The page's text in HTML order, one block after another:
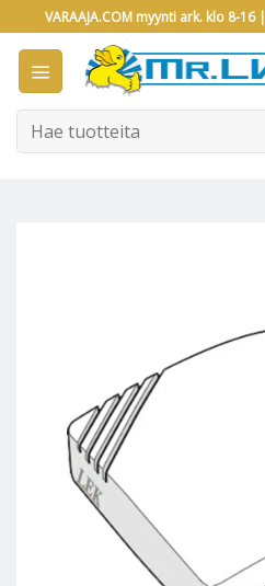
to
content
VARAAJA.COM myynti ark. klo 8-16 |
Etsi: